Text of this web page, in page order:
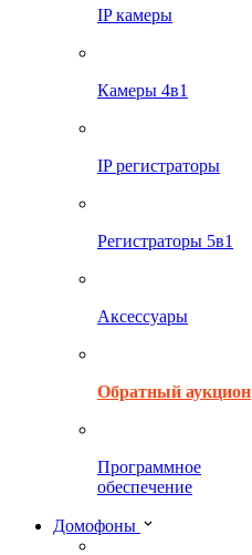
IP камеры
Камеры 4в1
IP регистраторы
Регистраторы 5в1
Аксессуары
Обратный аукцион
Программное
обеспечение
Домофоны